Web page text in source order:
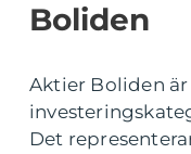
Boliden
Aktier Boliden
Det